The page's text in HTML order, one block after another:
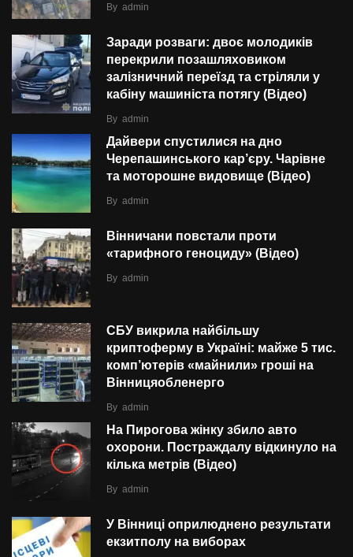
By admin
Заради розваги: двоє молодиків
перекрили позашляховиком
залізничний переїзд та стріляли у
кабіну машиніста потягу (Відео)
By admin
Дайвери спустилися на дно
Черепашинського кар’єру. Чарівне
та моторошне видовище (Відео)
By admin
Вінничани повстали проти
«тарифного геноциду» (Відео)
By admin
СБУ викрила найбільшу
криптоферму в Україні: майже 5 тис.
комп’ютерів «майнили» гроші на
Вінницяобленерго
By admin
На Пирогова жінку збило авто
охорони. Постраждалу відкинуло на
кілька метрів (Відео)
By admin
У Вінниці оприлюднено результати
екзитполу на виборах